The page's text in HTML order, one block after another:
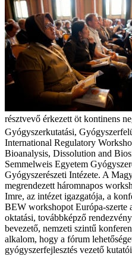
résztvevő érkezett öt kontinens
Gyógyszerkutatási,
International Regulatory
Bioanalysis, Dissolution and
Semmelweis Egyetem
Gyógyszerészeti Intézete. A
megrendezett háromnapos
Imre, az intézet igazgatója, a
BEW workshopot Európa-szerte
oktatási, továbbképző
bevezető, nemzeti szintű
alkalom, hogy a fórum
gyógyszerfejlesztés vezető